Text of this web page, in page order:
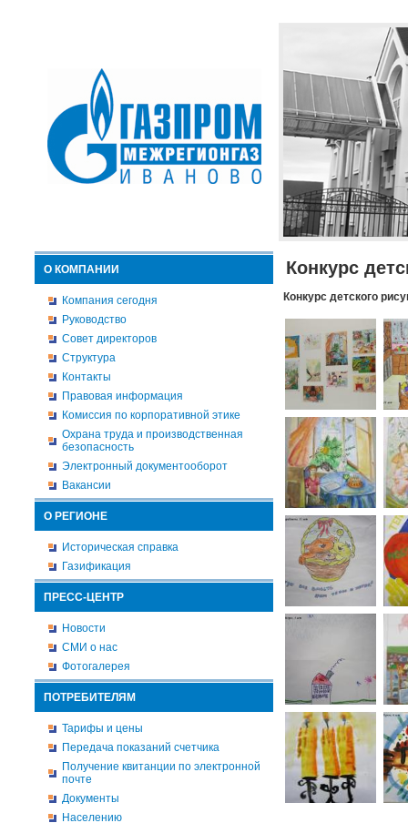
О КОМПАНИИ
Компания сегодня
Руководство
Совет директоров
Структура
Контакты
Правовая информация
Комиссия по корпоративной этике
Охрана труда и производственная
безопасность
Электронный документооборот
Вакансии
О РЕГИОНЕ
Историческая справка
Газификация
ПРЕСС-ЦЕНТР
Новости
СМИ о нас
Фотогалерея
ПОТРЕБИТЕЛЯМ
Тарифы и цены
Передача показаний счетчика
Получение квитанции по электронной
почте
Документы
Населению
Конкурс
Конкурс детского